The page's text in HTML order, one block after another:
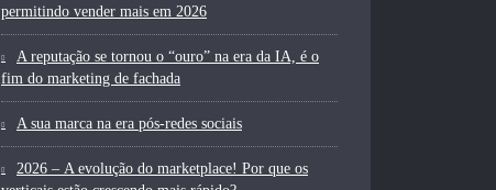
permitindo vender mais em 2026
A reputação se tornou o “ouro” na era da IA, é o
fim do marketing de fachada
A sua marca na era pós-redes sociais
2026 – A evolução do marketplace! Por que os